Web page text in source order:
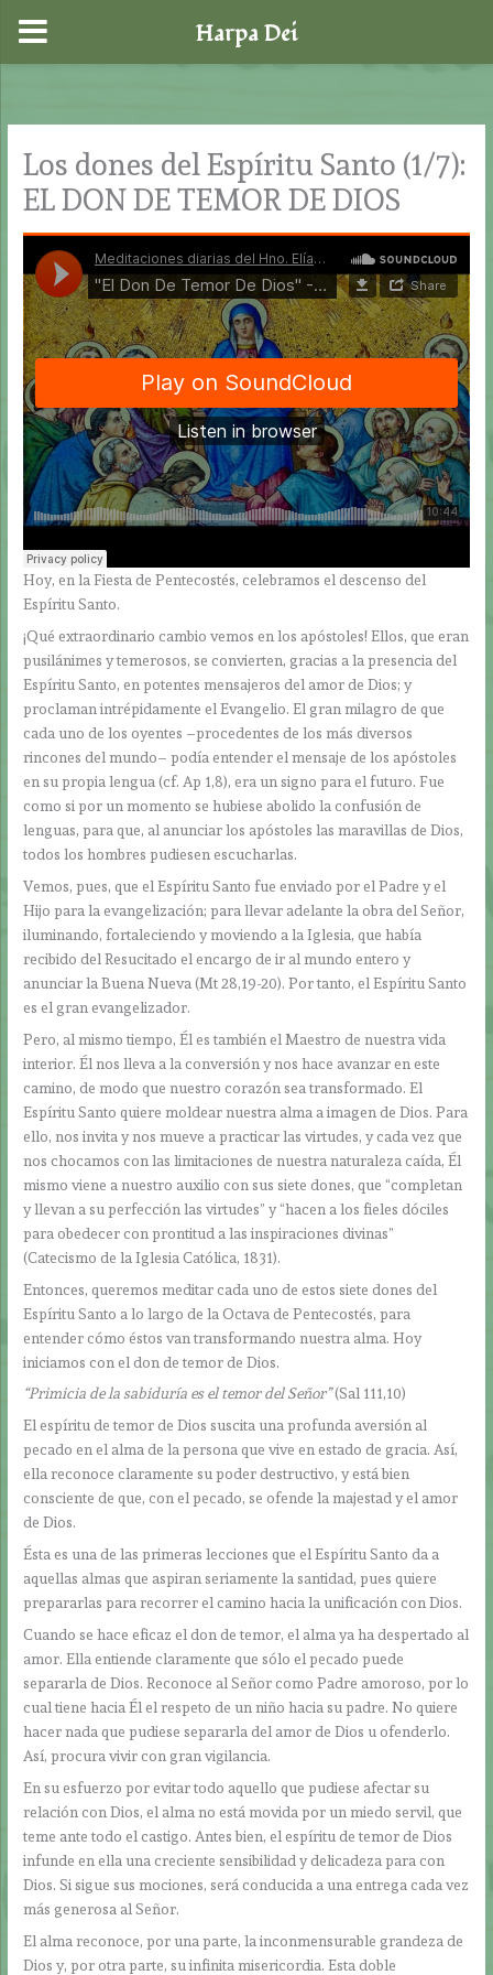
contenido
Los dones del Espíritu Santo (1/7):
EL DON DE TEMOR DE DIOS
Hoy, en la Fiesta de Pentecostés, celebramos el descenso del
Espíritu Santo.
¡Qué extraordinario cambio vemos en los apóstoles! Ellos, que eran
pusilánimes y temerosos, se convierten, gracias a la presencia del
Espíritu Santo, en potentes mensajeros del amor de Dios; y
proclaman intrépidamente el Evangelio. El gran milagro de que
cada uno de los oyentes –procedentes de los más diversos
rincones del mundo– podía entender el mensaje de los apóstoles
en su propia lengua (cf. Ap 1,8), era un signo para el futuro. Fue
como si por un momento se hubiese abolido la confusión de
lenguas, para que, al anunciar los apóstoles las maravillas de Dios,
todos los hombres pudiesen escucharlas.
Vemos, pues, que el Espíritu Santo fue enviado por el Padre y el
Hijo para la evangelización; para llevar adelante la obra del Señor,
iluminando, fortaleciendo y moviendo a la Iglesia, que había
recibido del Resucitado el encargo de ir al mundo entero y
anunciar la Buena Nueva (Mt 28,19-20). Por tanto, el Espíritu Santo
es el gran evangelizador.
Pero, al mismo tiempo, Él es también el Maestro de nuestra vida
interior. Él nos lleva a la conversión y nos hace avanzar en este
camino, de modo que nuestro corazón sea transformado. El
Espíritu Santo quiere moldear nuestra alma a imagen de Dios. Para
ello, nos invita y nos mueve a practicar las virtudes, y cada vez que
nos chocamos con las limitaciones de nuestra naturaleza caída, Él
mismo viene a nuestro auxilio con sus siete dones, que “completan
y llevan a su perfección las virtudes” y “hacen a los fieles dóciles
para obedecer con prontitud a las inspiraciones divinas”
(Catecismo de la Iglesia Católica, 1831).
Entonces, queremos meditar cada uno de estos siete dones del
Espíritu Santo a lo largo de la Octava de Pentecostés, para
entender cómo éstos van transformando nuestra alma. Hoy
iniciamos con el don de temor de Dios.
“Primicia de la sabiduría es el temor del Señor”(Sal 111,10)
El espíritu de temor de Dios suscita una profunda aversión al
pecado en el alma de la persona que vive en estado de gracia. Así,
ella reconoce claramente su poder destructivo, y está bien
consciente de que, con el pecado, se ofende la majestad y el amor
de Dios.
Ésta es una de las primeras lecciones que el Espíritu Santo da a
aquellas almas que aspiran seriamente la santidad, pues quiere
prepararlas para recorrer el camino hacia la unificación con Dios.
Cuando se hace eficaz el don de temor, el alma ya ha despertado al
amor. Ella entiende claramente que sólo el pecado puede
separarla de Dios. Reconoce al Señor como Padre amoroso, por lo
cual tiene hacia Él el respeto de un niño hacia su padre. No quiere
hacer nada que pudiese separarla del amor de Dios u ofenderlo.
Así, procura vivir con gran vigilancia.
En su esfuerzo por evitar todo aquello que pudiese afectar su
relación con Dios, el alma no está movida por un miedo servil, que
teme ante todo el castigo. Antes bien, el espíritu de temor de Dios
infunde en ella una creciente sensibilidad y delicadeza para con
Dios. Si sigue sus mociones, será conducida a una entrega cada vez
más generosa al Señor.
El alma reconoce, por una parte, la inconmensurable grandeza de
Dios y, por otra parte, su infinita misericordia. Esta doble
Harpa Dei